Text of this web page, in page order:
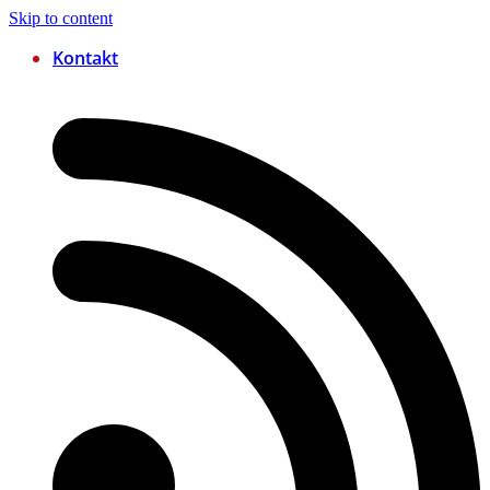
Skip to content
Kontakt